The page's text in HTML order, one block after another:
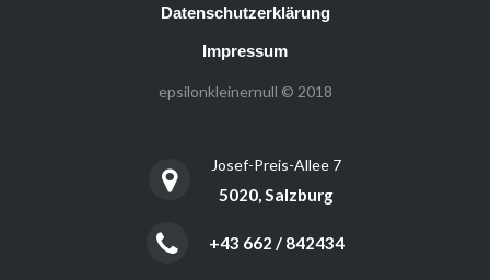
Datenschutzerklärung
Impressum
epsilonkleinernull © 2018
Josef-Preis-Allee 7
5020, Salzburg
+43 662 / 842434